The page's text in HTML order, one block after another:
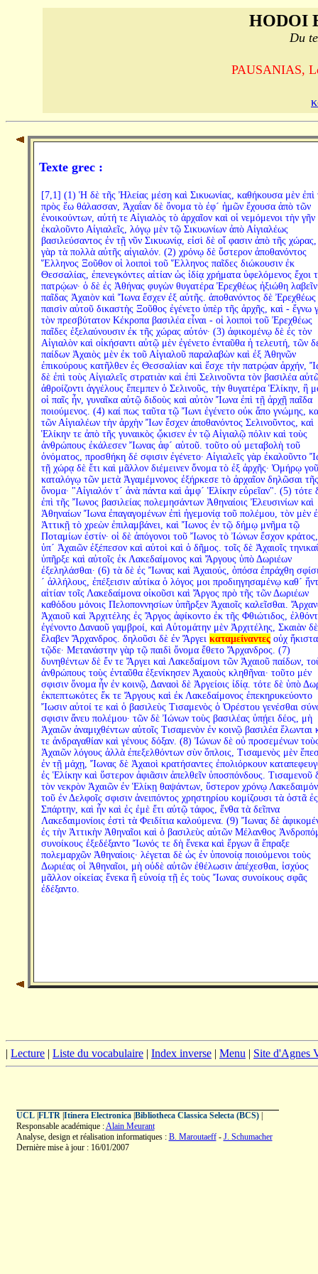
HODOI
Du
PAUSANIAS,
Texte grec :
[7,1] (1) Ἡ δὲ τῆς Ἠλείας μέση καὶ Σικυωνίας, καθήκουσα μὲν ἐπὶ
πρὸς ἕω θάλασσαν, Ἀχαΐαν δὲ ὄνομα τὸ ἐφ´ ἡμῶν ἔχουσα ἀπὸ τῶν
ἐνοικούντων, αὐτή τε Αἰγιαλὸς τὸ ἀρχαῖον καὶ οἱ νεμόμενοι τὴν γῆν
ἐκαλοῦντο Αἰγιαλεῖς, λόγῳ μὲν τῷ Σικυωνίων ἀπὸ Αἰγιαλέως
βασιλεύσαντος ἐν τῇ νῦν Σικυωνίᾳ, εἰσὶ δὲ οἵ φασιν ἀπὸ τῆς χώρας,
γὰρ τὰ πολλὰ αὐτῆς αἰγιαλόν. (2) χρόνῳ δὲ ὕστερον ἀποθανόντος
Ἕλληνος Ξοῦθον οἱ λοιποὶ τοῦ Ἕλληνος παῖδες διώκουσιν ἐκ
Θεσσαλίας, ἐπενεγκόντες αἰτίαν ὡς ἰδίᾳ χρήματα ὑφελόμενος ἔχοι
πατρῴων· ὁ δὲ ἐς Ἀθήνας φυγὼν θυγατέρα Ἐρεχθέως ἠξιώθη λαβεῖν
παῖδας Ἀχαιὸν καὶ Ἴωνα ἔσχεν ἐξ αὐτῆς. ἀποθανόντος δὲ Ἐρεχθέως
παισὶν αὐτοῦ δικαστὴς Ξοῦθος ἐγένετο ὑπὲρ τῆς ἀρχῆς, καὶ - ἔγνω
τὸν πρεσβύτατον Κέκροπα βασιλέα εἶναι - οἱ λοιποὶ τοῦ Ἐρεχθέως
παῖδες ἐξελαύνουσιν ἐκ τῆς χώρας αὐτόν· (3) ἀφικομένῳ δὲ ἐς τὸν
Αἰγιαλὸν καὶ οἰκήσαντι αὐτῷ μὲν ἐγένετο ἐνταῦθα ἡ τελευτή, τῶν
παίδων Ἀχαιὸς μὲν ἐκ τοῦ Αἰγιαλοῦ παραλαβὼν καὶ ἐξ Ἀθηνῶν
ἐπικούρους κατῆλθεν ἐς Θεσσαλίαν καὶ ἔσχε τὴν πατρῴαν ἀρχήν,
δὲ ἐπὶ τοὺς Αἰγιαλεῖς στρατιὰν καὶ ἐπὶ Σελινοῦντα τὸν βασιλέα
ἀθροίζοντι ἀγγέλους ἔπεμπεν ὁ Σελινοῦς, τὴν θυγατέρα Ἑλίκην, ἣ
οἱ παῖς ἦν, γυναῖκα αὐτῷ διδοὺς καὶ αὐτὸν Ἴωνα ἐπὶ τῇ ἀρχῇ παῖδα
ποιούμενος. (4) καί πως ταῦτα τῷ Ἴωνι ἐγένετο οὐκ ἄπο γνώμης,
τῶν Αἰγιαλέων τὴν ἀρχὴν Ἴων ἔσχεν ἀποθανόντος Σελινοῦντος, καὶ
Ἑλίκην τε ἀπὸ τῆς γυναικὸς ᾤκισεν ἐν τῷ Αἰγιαλῷ πόλιν καὶ τοὺς
ἀνθρώπους ἐκάλεσεν Ἴωνας ἀφ´ αὑτοῦ. τοῦτο οὐ μεταβολὴ τοῦ
ὀνόματος, προσθήκη δέ σφισιν ἐγένετο· Αἰγιαλεῖς γὰρ ἐκαλοῦντο
τῇ χώρᾳ δὲ ἔτι καὶ μᾶλλον διέμεινεν ὄνομα τὸ ἐξ ἀρχῆς· Ὁμήρῳ
καταλόγῳ τῶν μετὰ Ἀγαμέμνονος ἐξήρκεσε τὸ ἀρχαῖον δηλῶσαι
ὄνομα· "Αἰγιαλόν τ´ ἀνὰ πάντα καὶ ἀμφ´ Ἑλίκην εὐρεῖαν". (5) τότε
ἐπὶ τῆς Ἴωνος βασιλείας πολεμησάντων Ἀθηναίοις Ἐλευσινίων καὶ
Ἀθηναίων Ἴωνα ἐπαγαγομένων ἐπὶ ἡγεμονίᾳ τοῦ πολέμου, τὸν μὲν
Ἀττικῇ τὸ χρεὼν ἐπιλαμβάνει, καὶ Ἴωνος ἐν τῷ δήμῳ μνῆμα τῷ
Ποταμίων ἐστίν· οἱ δὲ ἀπόγονοι τοῦ Ἴωνος τὸ Ἰώνων ἔσχον
ὑπ´ Ἀχαιῶν ἐξέπεσον καὶ αὐτοὶ καὶ ὁ δῆμος. τοῖς δὲ Ἀχαιοῖς
ὑπῆρξε καὶ αὐτοῖς ἐκ Λακεδαίμονος καὶ Ἄργους ὑπὸ Δωριέων
ἐξεληλάσθαι· (6) τὰ δὲ ἐς Ἴωνας καὶ Ἀχαιούς, ὁπόσα ἐπράχθη
´ ἀλλήλους, ἐπέξεισιν αὐτίκα ὁ λόγος μοι προδιηγησαμένῳ καθ´
αἰτίαν τοῖς Λακεδαίμονα οἰκοῦσι καὶ Ἄργος πρὸ τῆς τῶν Δωριέων
καθόδου μόνοις Πελοποννησίων ὑπῆρξεν Ἀχαιοῖς καλεῖσθαι.
Ἀχαιοῦ καὶ Ἀρχιτέλης ἐς Ἄργος ἀφίκοντο ἐκ τῆς Φθιώτιδος,
ἐγένοντο Δαναοῦ γαμβροί, καὶ Αὐτομάτην μὲν Ἀρχιτέλης, Σκαιὰν δὲ
ἔλαβεν Ἄρχανδρος. δηλοῦσι δὲ ἐν Ἄργει καταμείναντεςοὐχ
τῷδε· Μετανάστην γὰρ τῷ παιδὶ ὄνομα ἔθετο Ἄρχανδρος. (7)
δυνηθέντων δὲ ἔν τε Ἄργει καὶ Λακεδαίμονι τῶν Ἀχαιοῦ παίδων,
ἀνθρώπους τοὺς ἐνταῦθα ἐξενίκησεν Ἀχαιοὺς κληθῆναι· τοῦτο μέν
σφισιν ὄνομα ἦν ἐν κοινῷ, Δαναοὶ δὲ Ἀργείοις ἰδίᾳ. τότε δὲ ὑπὸ
ἐκπεπτωκότες ἔκ τε Ἄργους καὶ ἐκ Λακεδαίμονος ἐπεκηρυκεύοντο
Ἴωσιν αὐτοί τε καὶ ὁ βασιλεὺς Τισαμενὸς ὁ Ὀρέστου γενέσθαι
σφισιν ἄνευ πολέμου· τῶν δὲ Ἰώνων τοὺς βασιλέας ὑπῄει δέος, μὴ
Ἀχαιῶν ἀναμιχθέντων αὐτοῖς Τισαμενὸν ἐν κοινῷ βασιλέα ἕλωνται
τε ἀνδραγαθίαν καὶ γένους δόξαν. (8) Ἰώνων δὲ οὐ προσεμένων
Ἀχαιῶν λόγους ἀλλὰ ἐπεξελθόντων σὺν ὅπλοις, Τισαμενὸς μὲν
ἐν τῇ μάχῃ, Ἴωνας δὲ Ἀχαιοὶ κρατήσαντες ἐπολιόρκουν
ἐς Ἑλίκην καὶ ὕστερον ἀφιᾶσιν ἀπελθεῖν ὑποσπόνδους. Τισαμενοῦ
τὸν νεκρὸν Ἀχαιῶν ἐν Ἑλίκῃ θαψάντων, ὕστερον χρόνῳ
τοῦ ἐν Δελφοῖς σφισιν ἀνειπόντος χρηστηρίου κομίζουσι τὰ ὀστᾶ ἐς
Σπάρτην, καὶ ἦν καὶ ἐς ἐμὲ ἔτι αὐτῷ τάφος, ἔνθα τὰ δεῖπνα
Λακεδαιμονίοις ἐστὶ τὰ Φειδίτια καλούμενα. (9) Ἴωνας δὲ
ἐς τὴν Ἀττικὴν Ἀθηναῖοι καὶ ὁ βασιλεὺς αὐτῶν Μέλανθος
συνοίκους ἐξεδέξαντο Ἴωνός τε δὴ ἕνεκα καὶ ἔργων ἃ ἔπραξε
πολεμαρχῶν Ἀθηναίοις· λέγεται δὲ ὡς ἐν ὑπονοίᾳ ποιούμενοι τοὺς
Δωριέας οἱ Ἀθηναῖοι, μὴ οὐδὲ αὐτῶν ἐθέλωσιν ἀπέχεσθαι, ἰσχύος
μᾶλλον οἰκείας ἕνεκα ἢ εὐνοίᾳ τῇ ἐς τοὺς Ἴωνας συνοίκους σφᾶς
ἐδέξαντο.
| Lecture | Liste du vocabulaire | Index inverse | Menu | Site d'Agnes
UCL| FLTR| Itinera Electronica| Bibliotheca Classica Selecta (BCS)|
Responsable académique :Alain Meurant
Analyse, design et réalisation informatiques : B. Maroutaeff- J. Schumacher
Dernière mise à jour : 16/01/2007